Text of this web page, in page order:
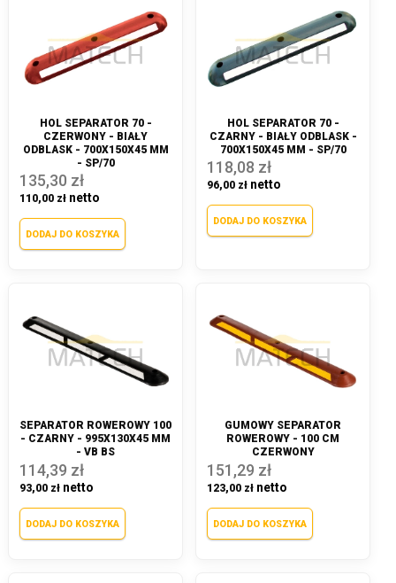
HOL SEPARATOR 70 -
CZERWONY - BIAŁY
ODBLASK - 700X150X45 MM
- SP/70
135,30 zł
110,00 zł
DODAJ DO KOSZYKA
HOL SEPARATOR 70 -
CZARNY - BIAŁY ODBLASK -
700X150X45 MM - SP/70
118,08 zł
96,00 zł
DODAJ DO KOSZYKA
SEPARATOR ROWEROWY 100
- CZARNY - 995X130X45 MM
- VB BS
114,39 zł
93,00 zł
DODAJ DO KOSZYKA
GUMOWY SEPARATOR
ROWEROWY - 100 CM
CZERWONY
151,29 zł
123,00 zł
DODAJ DO KOSZYKA